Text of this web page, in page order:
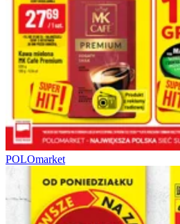
POLOmarket